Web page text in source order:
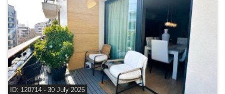
ID: 120714 - 30 July 2026